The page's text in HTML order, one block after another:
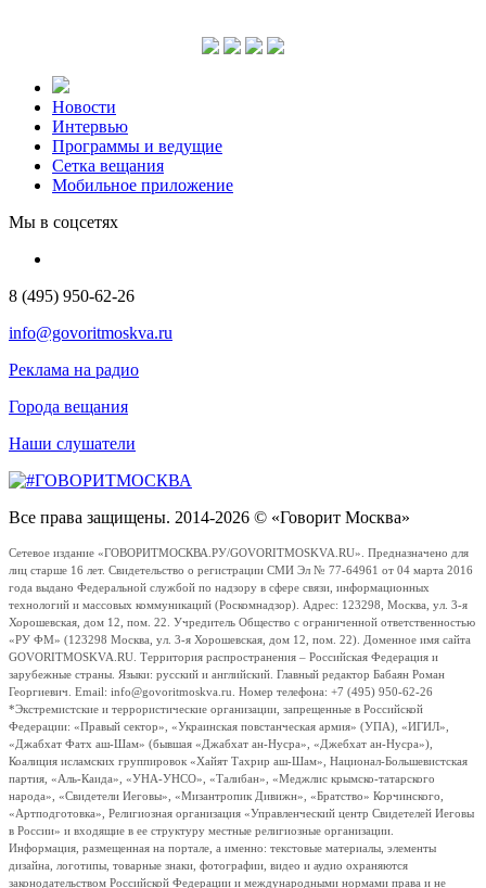
Новости
Интервью
Программы и ведущие
Сетка вещания
Мобильное приложение
Мы в соцсетях
8 (495) 950-62-26
info@govoritmoskva.ru
Реклама на радио
Города вещания
Наши слушатели
Все права защищены. 2014-2026 © «Говорит Москва»
Сетевое издание «ГОВОРИТМОСКВА.РУ/GOVORITMOSKVA.RU». Предназначено для
лиц старше 16 лет. Свидетельство о регистрации СМИ Эл № 77-64961 от 04 марта 2016
года выдано Федеральной службой по надзору в сфере связи, информационных
технологий и массовых коммуникаций (Роскомнадзор). Адрес: 123298, Москва, ул. 3-я
Хорошевская, дом 12, пом. 22. Учредитель Общество с ограниченной ответственностью
«РУ ФМ» (123298 Москва, ул. 3-я Хорошевская, дом 12, пом. 22). Доменное имя сайта
GOVORITMOSKVA.RU. Территория распространения – Российская Федерация и
зарубежные страны. Языки: русский и английский. Главный редактор Бабаян Роман
Георгиевич. Email: info@govoritmoskva.ru. Номер телефона: +7 (495) 950-62-26
*Экстремистские и террористические организации, запрещенные в Российской
Федерации: «Правый сектор», «Украинская повстанческая армия» (УПА), «ИГИЛ»,
«Джабхат Фатх аш-Шам» (бывшая «Джабхат ан-Нусра», «Джебхат ан-Нусра»),
Коалиция исламских группировок «Хайят Тахрир аш-Шам», Национал-Большевистская
партия, «Аль-Каида», «УНА-УНСО», «Талибан», «Меджлис крымско-татарского
народа», «Свидетели Иеговы», «Мизантропик Дивижн», «Братство» Корчинского,
«Артподготовка», Религиозная организация «Управленческий центр Свидетелей Иеговы
в России» и входящие в ее структуру местные религиозные организации.
Информация, размещенная на портале, а именно: текстовые материалы, элементы
дизайна, логотипы, товарные знаки, фотографии, видео и аудио охраняются
законодательством Российской Федерации и международными нормами права и не